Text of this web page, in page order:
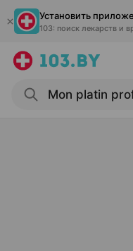
Установить
103: поиск лекарств и